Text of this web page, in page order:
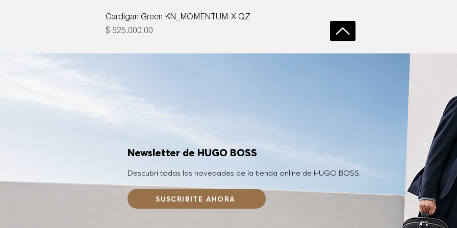
Cardigan Green KN_MOMENTUM-X QZ
Precio
$ 525.000,00
Newsletter de HUGO BOSS
Descubrí todas las novedades de la tienda online de HUGO BOSS.
SUSCRIBITE AHORA